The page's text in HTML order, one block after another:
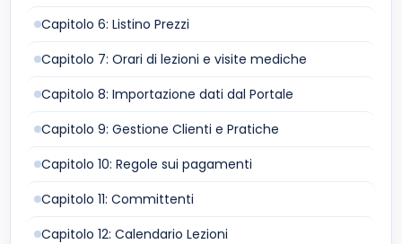
Capitolo 6: Listino Prezzi
Capitolo 7: Orari di lezioni e visite mediche
Capitolo 8: Importazione dati dal Portale
Capitolo 9: Gestione Clienti e Pratiche
Capitolo 10: Regole sui pagamenti
Capitolo 11: Committenti
Capitolo 12: Calendario Lezioni